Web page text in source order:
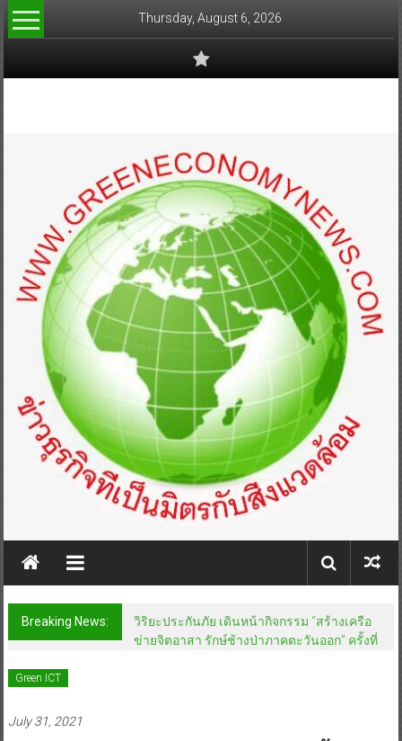
Skip
to
Thursday, August 6, 2026
Breaking News:
วิริยะประกันภัย เดินหน้ากิจกรรม “สร้างเครือ
ข่ายจิตอาสา รักษ์ช้างป่าภาคตะวันออก” ครั้งที่
Green ICT
July 31, 2021